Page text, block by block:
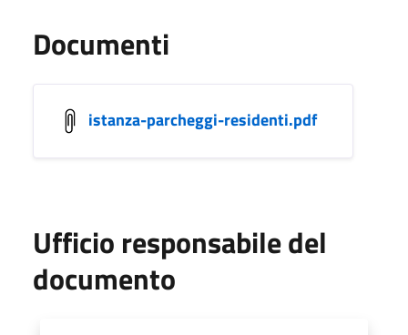
Documenti
istanza-parcheggi-residenti.pdf
Ufficio responsabile del
documento